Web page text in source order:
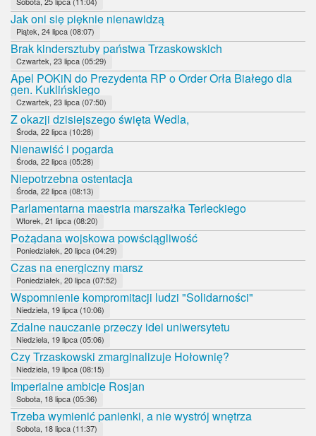
Jak oni się pięknie nienawidzą
Piątek, 24 lipca (08:07)
Brak kindersztuby państwa Trzaskowskich
Czwartek, 23 lipca (05:29)
Apel POKiN do Prezydenta RP o Order Orła Białego dla
gen. Kuklińskiego
Czwartek, 23 lipca (07:50)
Z okazji dzisiejszego święta Wedla,
Środa, 22 lipca (10:28)
Nienawiść i pogarda
Środa, 22 lipca (05:28)
Niepotrzebna ostentacja
Środa, 22 lipca (08:13)
Parlamentarna maestria marszałka Terleckiego
Wtorek, 21 lipca (08:20)
Pożądana wojskowa powściągliwość
Poniedziałek, 20 lipca (04:29)
Czas na energiczny marsz
Poniedziałek, 20 lipca (07:52)
Wspomnienie kompromitacji ludzi "Solidarności"
Niedziela, 19 lipca (10:06)
Zdalne nauczanie przeczy idei uniwersytetu
Niedziela, 19 lipca (05:06)
Czy Trzaskowski zmarginalizuje Hołownię?
Niedziela, 19 lipca (08:15)
Imperialne ambicje Rosjan
Sobota, 18 lipca (05:36)
Trzeba wymienić panienki, a nie wystrój wnętrza
Sobota, 18 lipca (11:37)